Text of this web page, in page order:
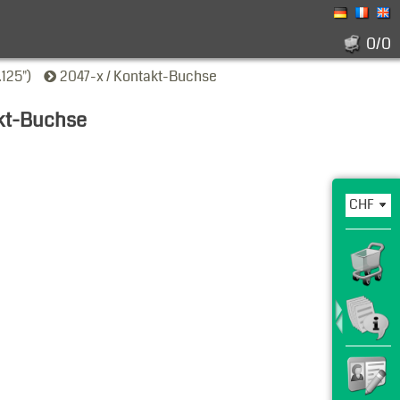
0/0
2047-x / Kontakt-Buchse
Buchse